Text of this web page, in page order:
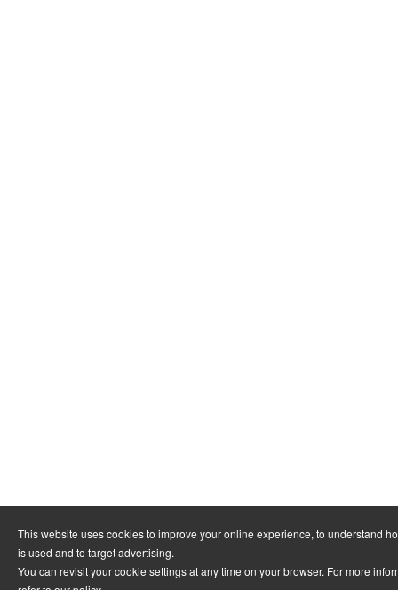
This website uses cookies to improve your online experience, to understand
is used and to target advertising.
You can revisit your cookie settings at any time on your browser. For more